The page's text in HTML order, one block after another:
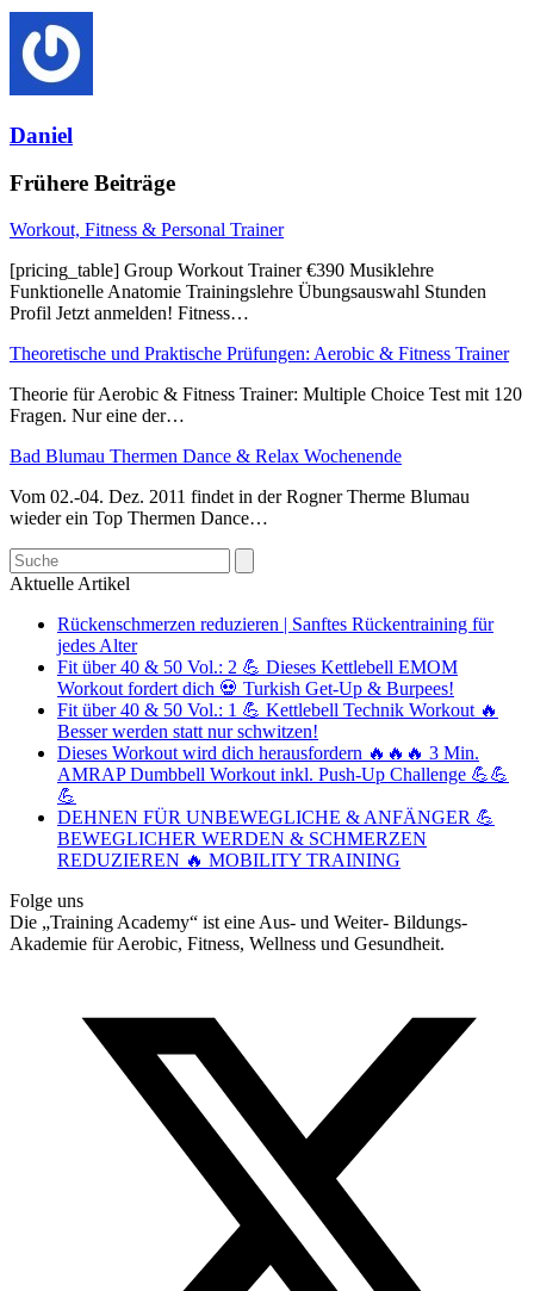
Daniel
Frühere Beiträge
Workout, Fitness & Personal Trainer
[pricing_table] Group Workout Trainer €390 Musiklehre
Funktionelle Anatomie Trainingslehre Übungsauswahl Stunden
Profil Jetzt anmelden! Fitness…
Theoretische und Praktische Prüfungen: Aerobic & Fitness Trainer
Theorie für Aerobic & Fitness Trainer: Multiple Choice Test mit 120
Fragen. Nur eine der…
Bad Blumau Thermen Dance & Relax Wochenende
Vom 02.-04. Dez. 2011 findet in der Rogner Therme Blumau
wieder ein Top Thermen Dance…
Search
Aktuelle Artikel
Rückenschmerzen reduzieren | Sanftes Rückentraining für
jedes Alter
Fit über 40 & 50 Vol.: 2 💪 Dieses Kettlebell EMOM
Workout fordert dich 💀 Turkish Get-Up & Burpees!
Fit über 40 & 50 Vol.: 1 💪 Kettlebell Technik Workout 🔥
Besser werden statt nur schwitzen!
Dieses Workout wird dich herausfordern 🔥🔥🔥 3 Min.
AMRAP Dumbbell Workout inkl. Push-Up Challenge 💪💪
💪
DEHNEN FÜR UNBEWEGLICHE & ANFÄNGER 💪
BEWEGLICHER WERDEN & SCHMERZEN
REDUZIEREN 🔥 MOBILITY TRAINING
Folge uns
Die „Training Academy“ ist eine Aus- und Weiter- Bildungs-
Akademie für Aerobic, Fitness, Wellness und Gesundheit.